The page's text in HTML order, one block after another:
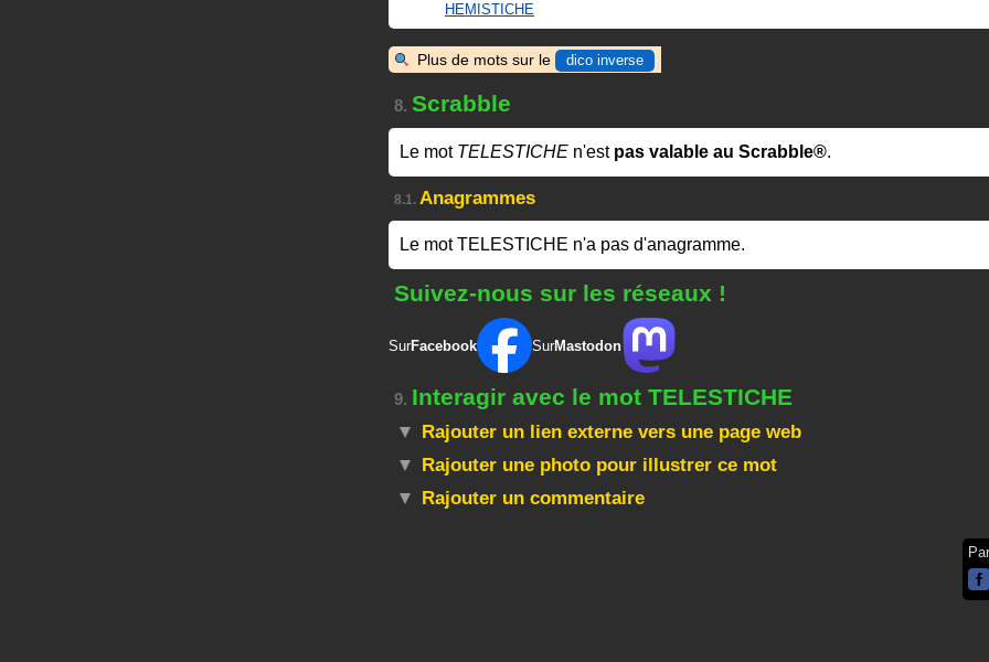
HEMISTICHE
Plus de mots sur le dico inverse
8. Scrabble
Le mot TELESTICHE n'est pas valable au Scrabble®.
8.1. Anagrammes
Le mot TELESTICHE n'a pas d'anagramme.
Suivez-nous sur les réseaux !
SurFacebook SurMastodon
9. Interagir avec le mot TELESTICHE
Rajouter un lien externe vers une page web
Rajouter une photo pour illustrer ce mot
Rajouter un commentaire